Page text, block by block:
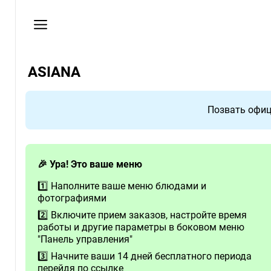
заказы
соглашение
Адрес
ASIANA
Позвать
🎉 Ура! Это ваше меню
1️⃣ Наполните ваше меню блюдами и
фотографиями
2️⃣ Включите прием заказов, настройте время
работы и другие параметры в боковом меню
"Панель управления"
3️⃣ Начните ваши 14 дней бесплатного периода
перейдя по ссылке